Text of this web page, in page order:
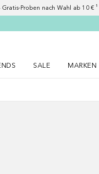
Gratis-Proben nach Wahl ab 10 € ¹
SALE
MARKEN